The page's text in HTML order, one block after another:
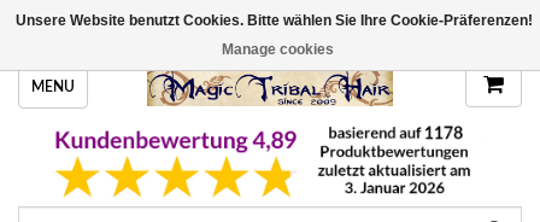
HANDGEFERTIGTE HAARTEILE, DEINE FARBE
MENU
Unsere Website benutzt Cookies. Bitte wählen Sie Ihre Cookie-Präferenzen!
Manage cookies